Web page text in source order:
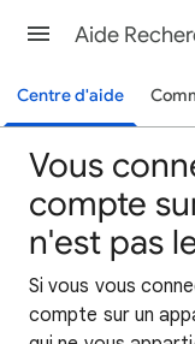
Aide
Centre d'aide
Vous
compte
n'est pas
Si vous vous
compte sur un